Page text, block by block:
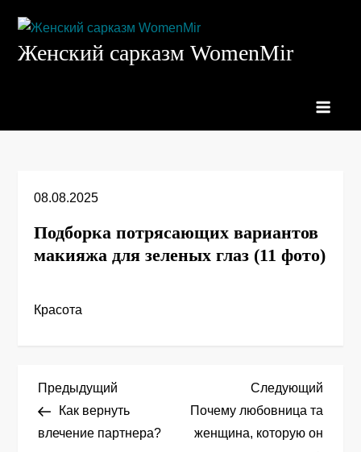
содержимому
Женский сарказм WomenMir
08.08.2025
Подборка потрясающих вариантов
макияжа для зеленых глаз (11 фото)
Красота
Н
а
Предыдущая
запись
Предыдущий
Как вернуть
влечение партнера?
Следующий
Почему любовница та
женщина, которую он